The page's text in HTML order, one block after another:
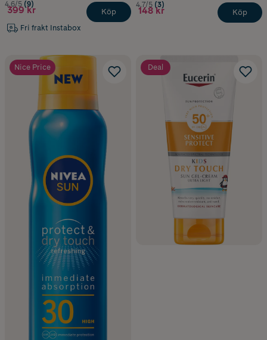
4.6/5 (9)
399 kr
Fri frakt Instabox
Köp
4.7/5 (3)
148 kr Köp
Nice Price Deal